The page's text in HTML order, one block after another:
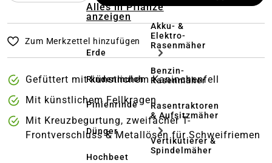
Alles in Pflanze
anzeigen
Erde
Rindenmulch
Pinienrinde
Dünger
Hochbeet
Akku- &
Elektro-
Rasenmäher
Benzin-
Rasenmäher
Rasentraktoren
& Aufsitzmäher
Vertikutierer &
Spindelmäher
Zum Merkzettel hinzufügen
Gefüttert mit künstlichem Kaninchenfell
Mit künstlichem Fellkragen
Mit Kreuzbegurtung, zweifacher T-
Frontverschluss & Metallösen für Schweifriemen